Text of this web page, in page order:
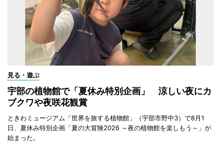
見る・遊ぶ
宇部の植物館で「夏休み特別企画」 涼しい夜にカ
ブクワや夜咲花観賞
ときわミュージアム「世界を旅する植物館」（宇部市野中3）で8月1
日、夏休み特別企画「夏の大冒険2026 ～夜の植物館を楽しもう～」が
始まった。